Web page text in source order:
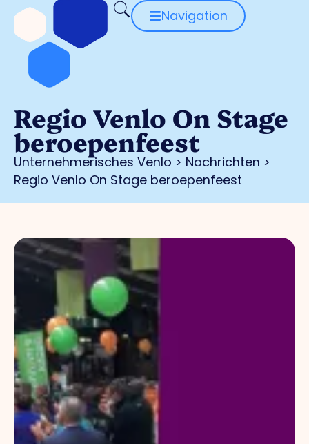
Navigation
Regio Venlo On Stage
beroepenfeest
Unternehmerisches Venlo > Nachrichten >
Regio Venlo On Stage beroepenfeest